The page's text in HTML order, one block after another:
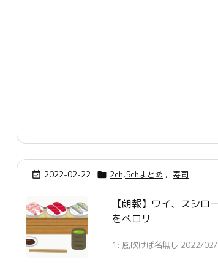
 2022-02-22  2ch,5chまとめ , 寿司
【朗報】ワイ、スシ
をペロリ
1: 風吹けば名無し 2022/